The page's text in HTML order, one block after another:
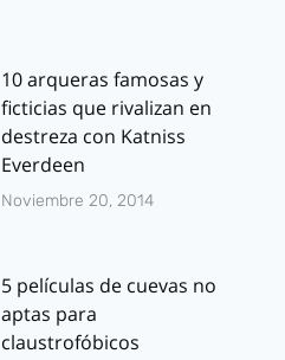
10 arqueras famosas y
ficticias que rivalizan en
destreza con Katniss
Everdeen
Noviembre 20, 2014
5 películas de cuevas no
aptas para
claustrofóbicos